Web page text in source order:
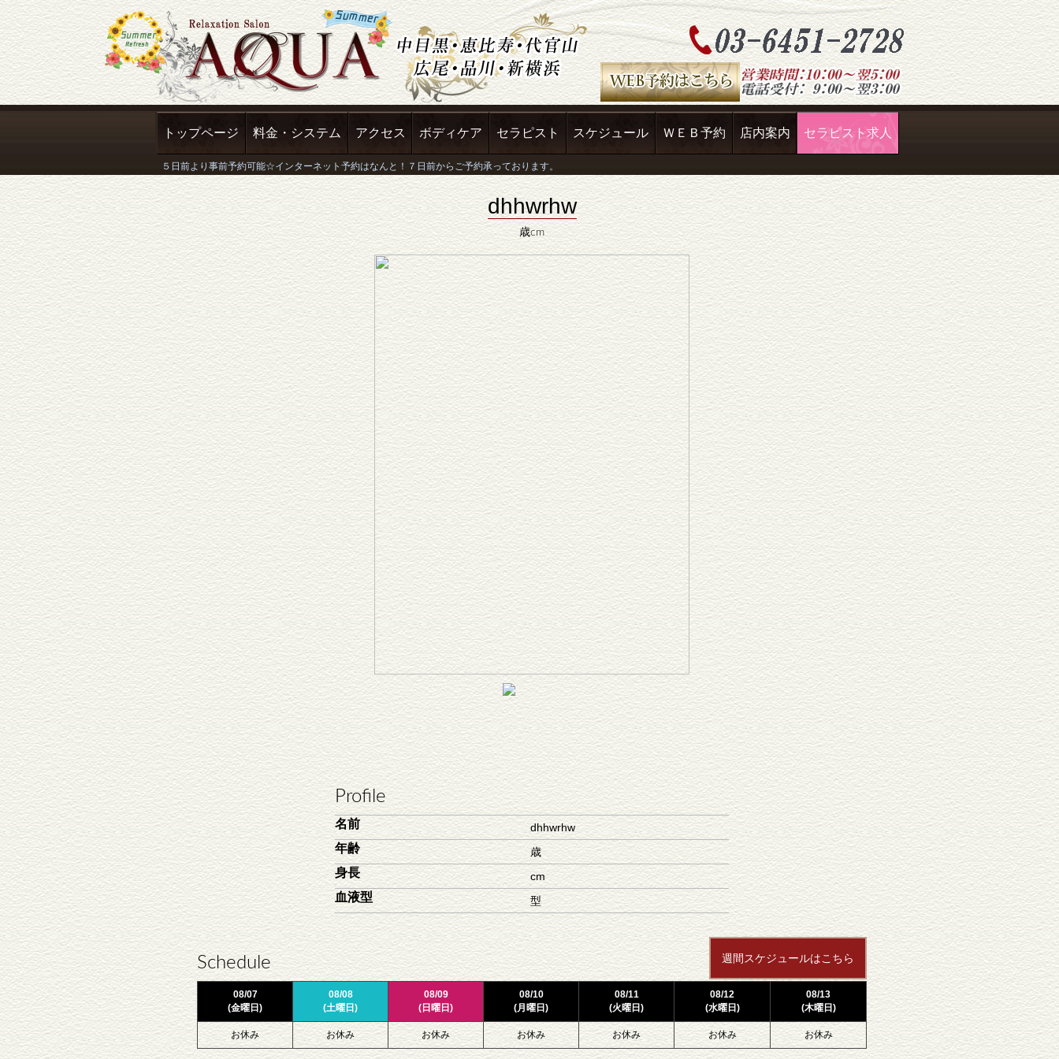
トップページ 料金・システム アクセス ボディケア セラピスト スケジュール ＷＥＢ予約 店内案内 セラピスト求人
dhhwrhw
歳cm
Profile
名前 dhhwrhw
年齢 歳
身長 cm
血液型 型
Schedule 週間スケジュールはこちら
08/07
(金曜日)
08/08
(土曜日)
08/09
(日曜日)
08/10
(月曜日)
08/11
(火曜日)
08/12
(水曜日)
08/13
(木曜日)
お休み お休み お休み お休み お休み お休み お休み